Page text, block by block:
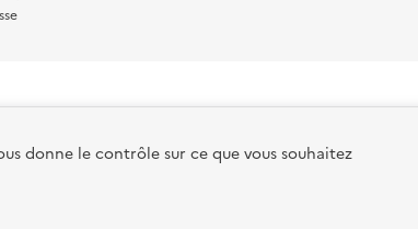
donne le contrôle sur ce que vous souhaitez